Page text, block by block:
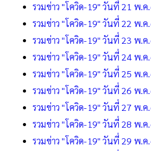
รวมข่าว "โควิด-19" วันที่ 21 พ.ค
รวมข่าว "โควิด-19" วันที่ 22 พ.ค
รวมข่าว "โควิด-19" วันที่ 23 พ.ค
รวมข่าว "โควิด-19" วันที่ 24 พ.ค
รวมข่าว "โควิด-19" วันที่ 25 พ.ค
รวมข่าว "โควิด-19" วันที่ 26 พ.ค
รวมข่าว "โควิด-19" วันที่ 27 พ.ค
รวมข่าว "โควิด-19" วันที่ 28 พ.ค
รวมข่าว "โควิด-19" วันที่ 29 พ.ค